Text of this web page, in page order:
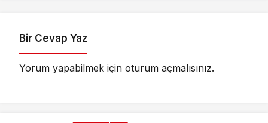
Bir Cevap Yaz
Yorum yapabilmek için oturum açmalısınız.